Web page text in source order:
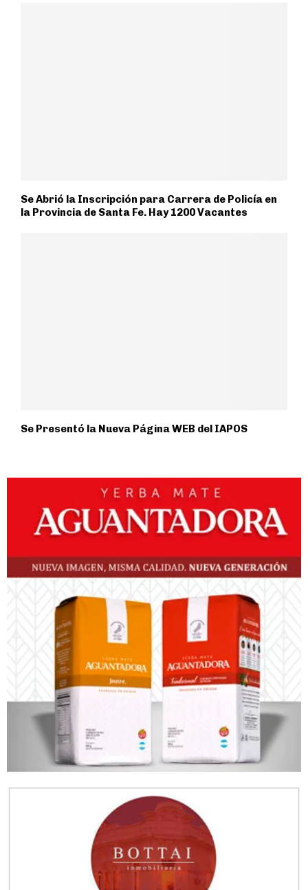
Se Abrió la Inscripción para Carrera de Policía en
la Provincia de Santa Fe. Hay 1200 Vacantes
Se Presentó la Nueva Página WEB del IAPOS